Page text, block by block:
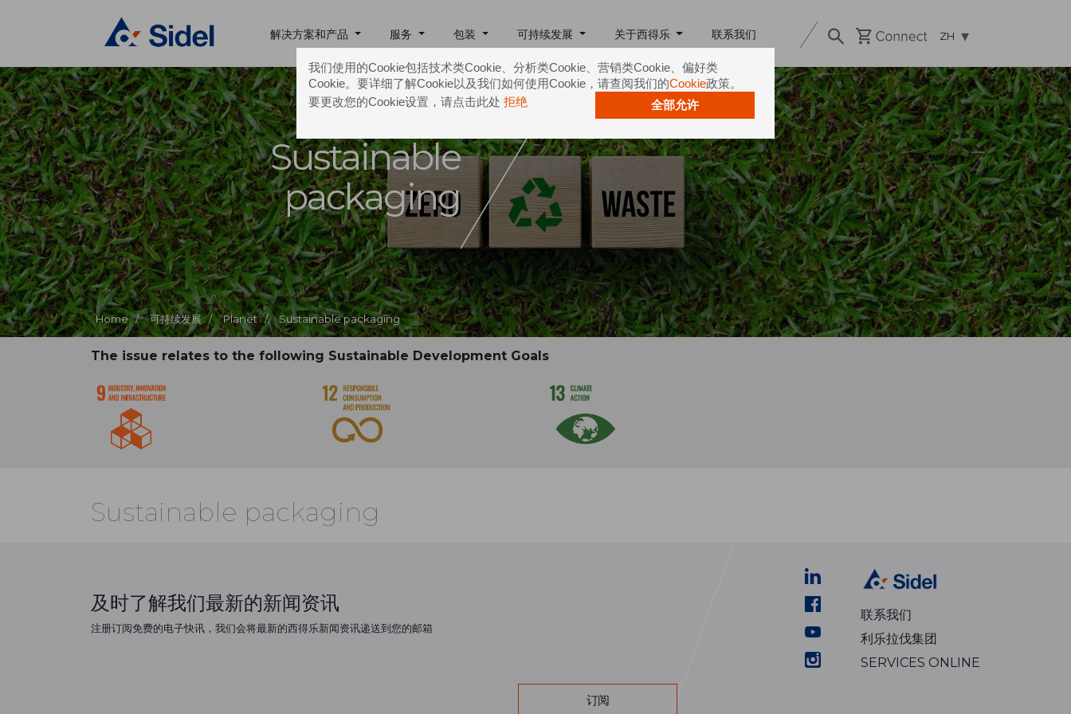
我们使用的Cookie包括技术类Cookie、分析类Cookie、营销类Cookie、偏好类
Cookie。要详细了解Cookie以及我们如何使用Cookie，请查阅我们的Cookie政策。
要更改您的Cookie设置，请点击此处 拒绝 全部允许
解决方案和产品 服务 包装 可持续发展 关于西得乐 联系我们 ZH
Home / 可持续发展 / Planet / Sustainable packaging
Sustainable
packaging
The issue relates to the following Sustainable Development Goals
Sustainable packaging
及时了解我们最新的新闻资讯
注册订阅免费的电子快讯，我们会将最新的西得乐新闻资讯递送到您的邮箱
订阅
联系我们
利乐拉伐集团
SERVICES ONLINE